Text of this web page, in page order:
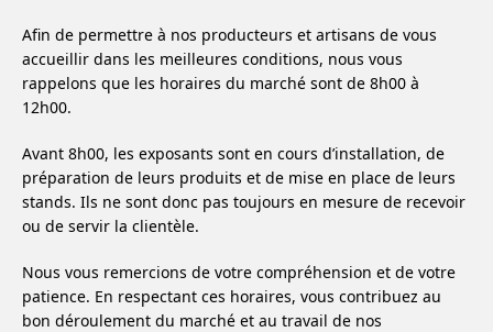
Afin de permettre à nos producteurs et artisans de vous
accueillir dans les meilleures conditions, nous vous
rappelons que les horaires du marché sont de 8h00 à
12h00.
Avant 8h00, les exposants sont en cours d’installation, de
préparation de leurs produits et de mise en place de leurs
stands. Ils ne sont donc pas toujours en mesure de recevoir
ou de servir la clientèle.
Nous vous remercions de votre compréhension et de votre
patience. En respectant ces horaires, vous contribuez au
bon déroulement du marché et au travail de nos